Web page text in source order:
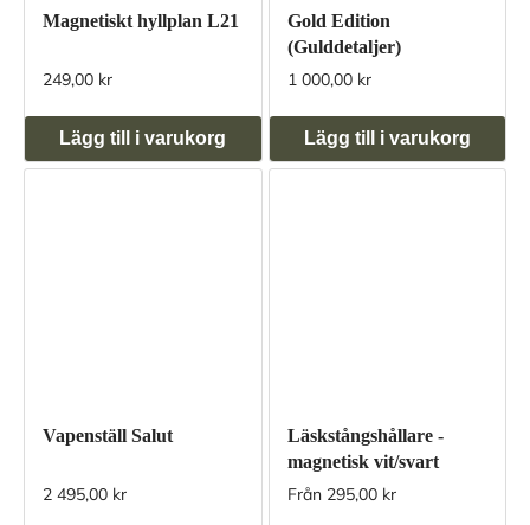
Magnetiskt hyllplan L21
249,00 kr
Lägg till i varukorg
Gold Edition
(Gulddetaljer)
1 000,00 kr
Lägg till i varukorg
Vapenställ Salut
2 495,00 kr
Läskstångshållare -
magnetisk vit/svart
Från 295,00 kr